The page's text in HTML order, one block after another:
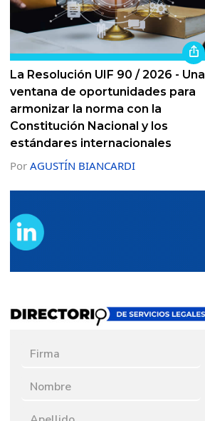
La Resolución UIF 90 / 2026 - Una
ventana de oportunidades para
armonizar la norma con la
Constitución Nacional y los
estándares internacionales
Por AGUSTÍN BIANCARDI